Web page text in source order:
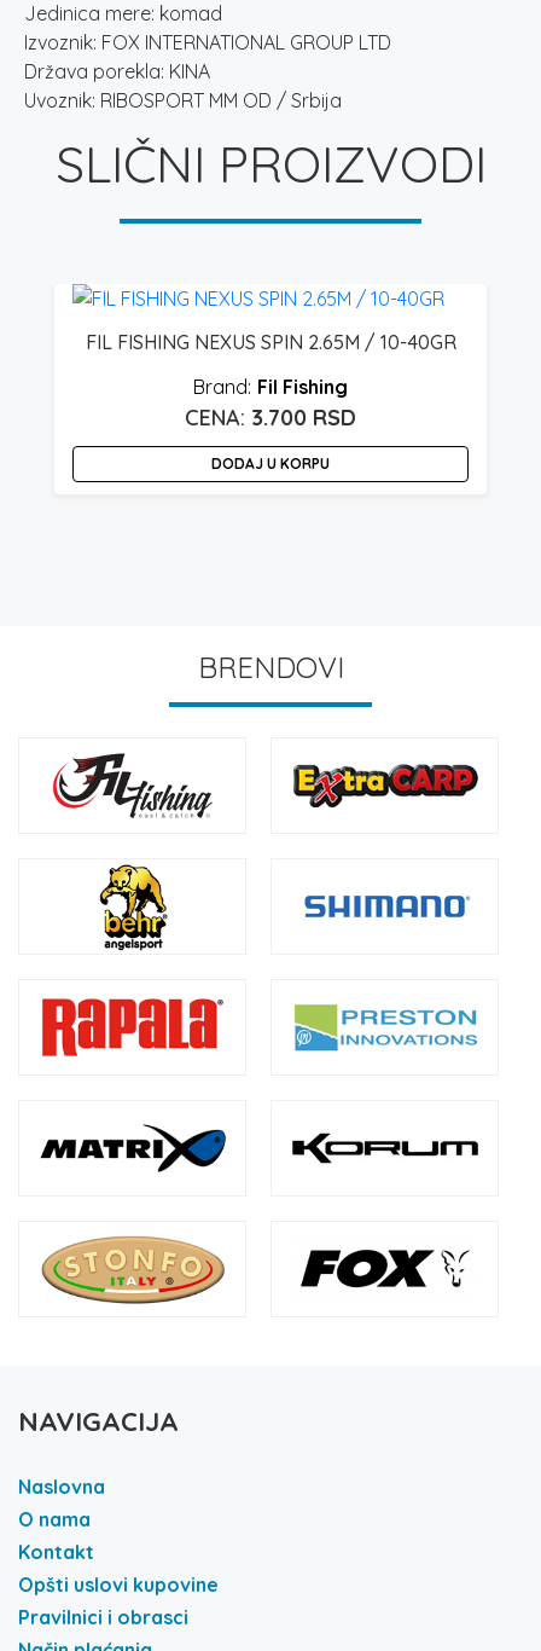
Jedinica mere: komad
Izvoznik: FOX INTERNATIONAL GROUP LTD
Država porekla: KINA
Uvoznik: RIBOSPORT MM OD / Srbija
SLIČNI PROIZVODI
FIL FISHING NEXUS SPIN 2.65M / 10-40GR
Fil Fishing
3.700 RSD
DODAJ U KORPU
BRENDOVI
NAVIGACIJA
Naslovna
O nama
Kontakt
Opšti uslovi kupovine
Pravilnici i obrasci